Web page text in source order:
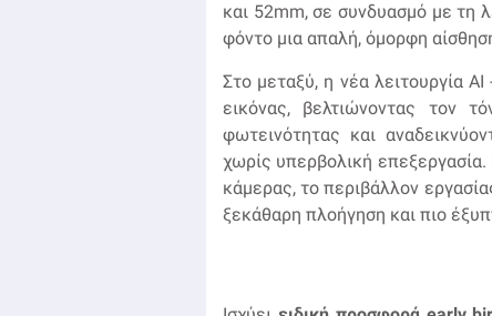
και 52mm, σε συνδυασμό με τη
φόντο μια απαλή, όμορφη
Στο μεταξύ, η νέα λειτουργία
εικόνας, βελτιώνοντας τον
φωτεινότητας και
χωρίς υπερβολική επεξεργασία.
κάμερας, το περιβάλλον
ξεκάθαρη πλοήγηση και πιο